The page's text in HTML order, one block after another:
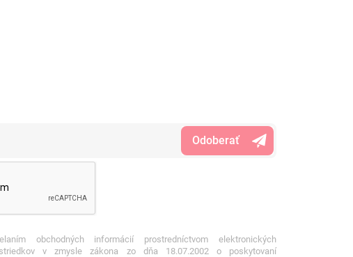
obchodných informácií prostredníctvom elektronických
v zmysle zákona zo dňa 18.07.2002 o poskytovaní